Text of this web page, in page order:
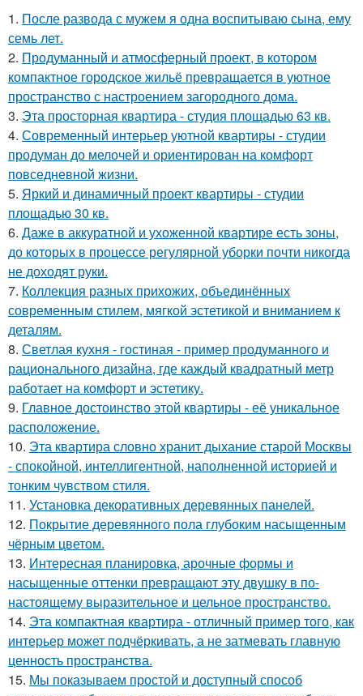
1. После развода с мужем я одна воспитываю сына, ему
семь лет.
2. Продуманный и атмосферный проект, в котором
компактное городское жильё превращается в уютное
пространство с настроением загородного дома.
3. Эта просторная квартира - студия площадью 63 кв.
4. Современный интерьер уютной квартиры - студии
продуман до мелочей и ориентирован на комфорт
повседневной жизни.
5. Яркий и динамичный проект квартиры - студии
площадью 30 кв.
6. Даже в аккуратной и ухоженной квартире есть зоны,
до которых в процессе регулярной уборки почти никогда
не доходят руки.
7. Коллекция разных прихожих, объединённых
современным стилем, мягкой эстетикой и вниманием к
деталям.
8. Светлая кухня - гостиная - пример продуманного и
рационального дизайна, где каждый квадратный метр
работает на комфорт и эстетику.
9. Главное достоинство этой квартиры - её уникальное
расположение.
10. Эта квартира словно хранит дыхание старой Москвы
- спокойной, интеллигентной, наполненной историей и
тонким чувством стиля.
11. Установка декоративных деревянных панелей.
12. Покрытие деревянного пола глубоким насыщенным
чёрным цветом.
13. Интересная планировка, арочные формы и
насыщенные оттенки превращают эту двушку в по-
настоящему выразительное и цельное пространство.
14. Эта компактная квартира - отличный пример того, как
интерьер может подчёркивать, а не затмевать главную
ценность пространства.
15. Мы показываем простой и доступный способ